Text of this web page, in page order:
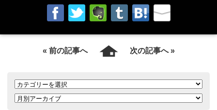
« 前の記事へ 次の記事へ »